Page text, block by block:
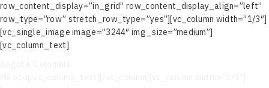
row_content_display=”in_grid” row_content_display_align=”left”
row_type=”row” stretch_row_type=”yes”][vc_column width=”1/3″]
[vc_single_image image=”3244″ img_size=”medium”]
[vc_column_text]